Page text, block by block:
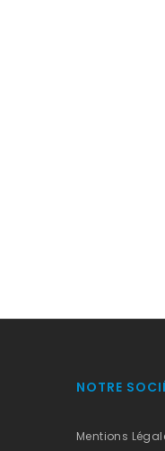
NOTRE
Mentions